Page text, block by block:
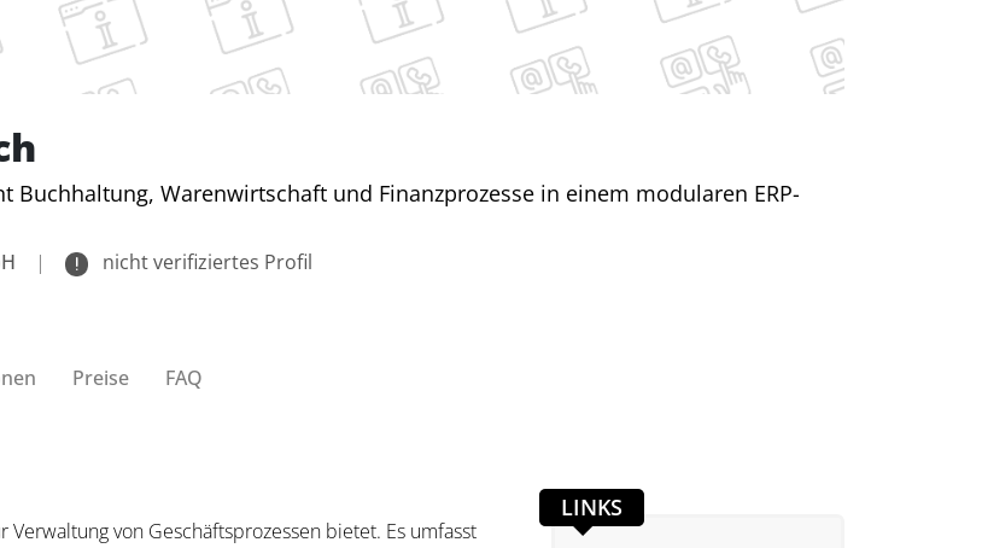
Buchhaltung, Warenwirtschaft und Finanzprozesse in einem modularen ERP-
| nicht verifiziertes Profil
Preise FAQ
von Geschäftsprozessen bietet. Es umfasst
LINKS